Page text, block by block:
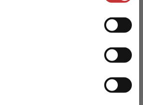
föreställningsanalys